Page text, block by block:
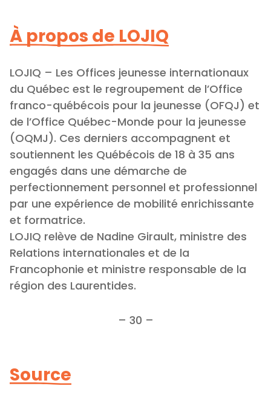
À propos de LOJIQ
LOJIQ – Les Offices jeunesse internationaux
du Québec est le regroupement de l’Office
franco-québécois pour la jeunesse (OFQJ) et
de l’Office Québec-Monde pour la jeunesse
(OQMJ). Ces derniers accompagnent et
soutiennent les Québécois de 18 à 35 ans
engagés dans une démarche de
perfectionnement personnel et professionnel
par une expérience de mobilité enrichissante
et formatrice.
LOJIQ relève de Nadine Girault, ministre des
Relations internationales et de la
Francophonie et ministre responsable de la
région des Laurentides.
– 30 –
Source